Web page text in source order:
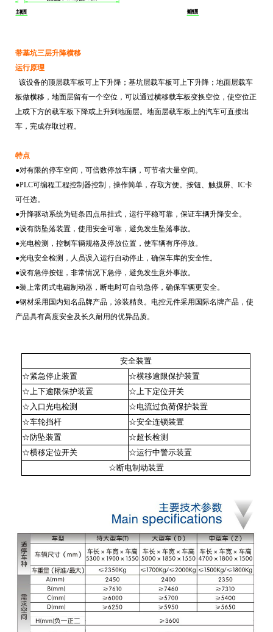
带基坑三层升降横移
运行原理
该设备的顶层载车板可上下升降；基坑层载车板可上下升降；地面层载车
板做横移，地面层留有一个空位，可以通过横移载车板变换空位，使空位正
上或下方的载车板下降或上升到地面层。地面层载车板上的汽车可直接出
车，完成存取过程。
特点
●对有限的停车空间，可倍数停放车辆，可节省大量空间。
●PLC可编程工程控制器控制，操作简单，存取方便。按钮、触摸屏、 IC卡
可任选。
●升降驱动系统为链条四点吊挂式，运行平稳可靠，保证车辆升降安全。
●设有防坠落装置，使用安全可靠，避免发生坠落事故。
●光电检测，控制车辆规格及停放位置，使车辆有序停放。
●光电安全检测，人员误入运行自动停止，确保车库的安全性。
●设有急停按钮，非常情况下急停，避免发生意外事故。
●装上常闭式电磁制动器，断电时可自动急停，确保车辆更安全。
●钢材采用国内知名品牌产品，涂装精良。电控元件采用国际名牌产品，使
产品具有高度安全及长久耐用的优异品质。
安全装置
☆紧急停止装置
☆横移逾限保护装置
☆上下逾限保护装置
☆上下定位开关
☆入口光电检测
☆电流过负荷保护装置
☆车轮挡杆
☆安全连锁装置
☆防坠装置
☆超长检测
☆横移定位开关
☆运行中警示装置
☆断电制动装置